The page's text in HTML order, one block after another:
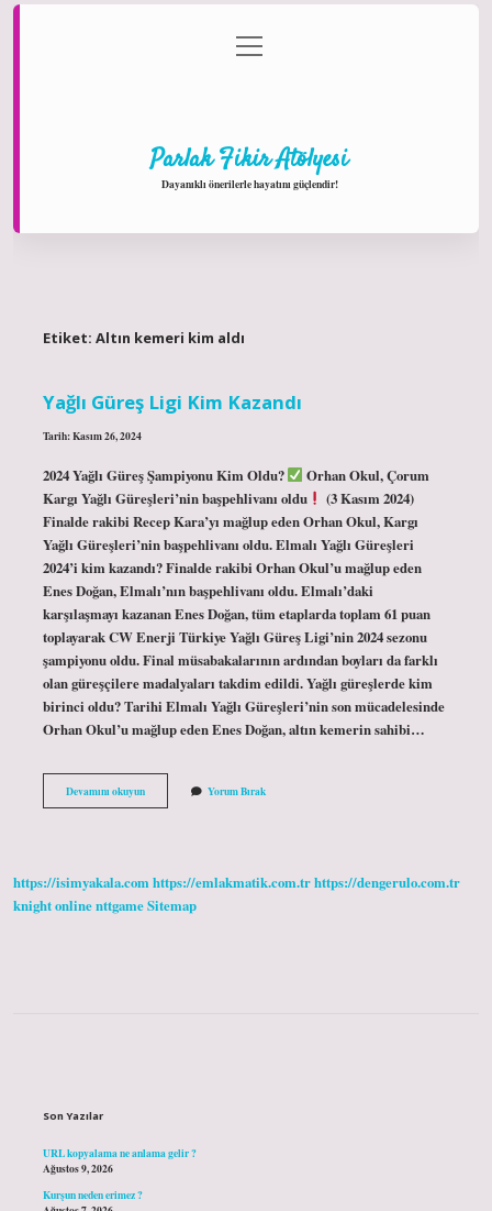
Gizlilik Politikası
menüyü
aç
Parlak Fikir Atölyesi
Dayanıklı önerilerle hayatını güçlendir!
Etiket: Altın kemeri kim aldı
Yağlı Güreş Ligi Kim Kazandı
Tarih: Kasım 26, 2024
2024 Yağlı Güreş Şampiyonu Kim Oldu?
Orhan Okul, Çorum
Kargı Yağlı Güreşleri’nin başpehlivanı oldu
(3 Kasım 2024)
Finalde rakibi Recep Kara’yı mağlup eden Orhan Okul, Kargı
Yağlı Güreşleri’nin başpehlivanı oldu. Elmalı Yağlı Güreşleri
2024’i kim kazandı? Finalde rakibi Orhan Okul’u mağlup eden
Enes Doğan, Elmalı’nın başpehlivanı oldu. Elmalı’daki
karşılaşmayı kazanan Enes Doğan, tüm etaplarda toplam 61 puan
toplayarak CW Enerji Türkiye Yağlı Güreş Ligi’nin 2024 sezonu
şampiyonu oldu. Final müsabakalarının ardından boyları da farklı
olan güreşçilere madalyaları takdim edildi. Yağlı güreşlerde kim
birinci oldu? Tarihi Elmalı Yağlı Güreşleri’nin son mücadelesinde
Orhan Okul’u mağlup eden Enes Doğan, altın kemerin sahibi…
Devamını okuyunYağlı
Güreş
Yorum Bırak
https://isimyakala.comhttps://emlakmatik.com.trhttps://dengerulo.com.tr
knight onlinenttgameSitemap
Son Yazılar
URL kopyalama ne anlama gelir ?
Ağustos 9, 2026
Kurşun neden erimez ?